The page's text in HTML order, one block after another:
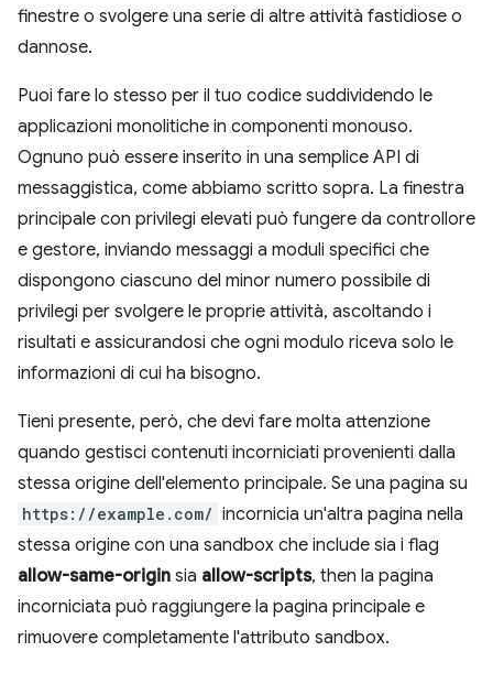
finestre o svolgere una serie di altre attività fastidiose o
dannose.
Puoi fare lo stesso per il tuo codice suddividendo le
applicazioni monolitiche in componenti monouso.
Ognuno può essere inserito in una semplice API di
messaggistica, come abbiamo scritto sopra. La finestra
principale con privilegi elevati può fungere da controllore
e gestore, inviando messaggi a moduli specifici che
dispongono ciascuno del minor numero possibile di
privilegi per svolgere le proprie attività, ascoltando i
risultati e assicurandosi che ogni modulo riceva solo le
informazioni di cui ha bisogno.
Tieni presente, però, che devi fare molta attenzione
quando gestisci contenuti incorniciati provenienti dalla
stessa origine dell'elemento principale. Se una pagina su
https://example.com/ incornicia un'altra pagina nella
stessa origine con una sandbox che include sia i flag
allow-same-origin sia allow-scripts, then la pagina
incorniciata può raggiungere la pagina principale e
rimuovere completamente l'attributo sandbox.